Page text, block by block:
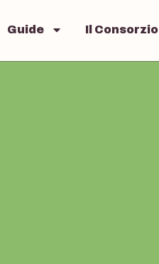
Guide Il Consorzio